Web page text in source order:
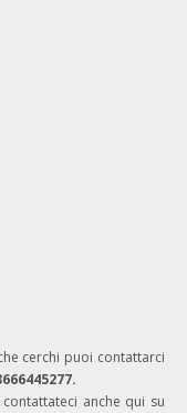
cerchi puoi contattarci
anche qui su